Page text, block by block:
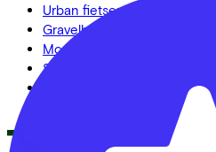
Urban fietsen
Gravelbikes
Mountainbikes
Stadsfietsen